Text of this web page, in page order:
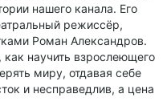
нашего канала. Его
режиссёр,
Роман Александров.
научить взрослеющего
миру, отдавая себе
и несправедлив, а цена